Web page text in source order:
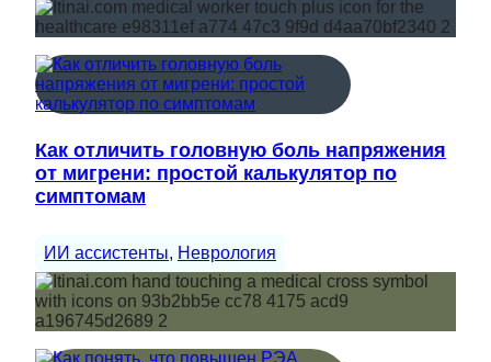
Как отличить головную боль напряжения
от мигрени: простой калькулятор по
симптомам
ИИ ассистенты, Неврология